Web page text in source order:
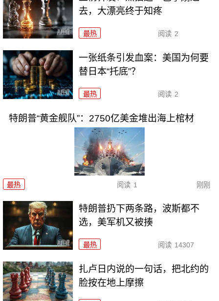
去，大漂亮终于知疼
最热 阅读 2
一张纸条引发血案：美国为何要
替日本“托底”？
最热 阅读 2
特朗普“黄金舰队”：2750亿美金堆出海上棺材
最热 阅读 1 刚刚
特朗普扔下两条路，波斯都不
选，美军机又被揍
最热 阅读 14307
扎卢日内说的一句话，把北约的
脸按在地上摩擦